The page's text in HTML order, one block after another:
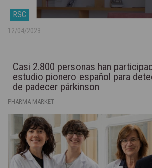
RSC
12/04/2023
Casi 2.800 personas han
estudio pionero español para
de padecer párkinson
PHARMA MARKET